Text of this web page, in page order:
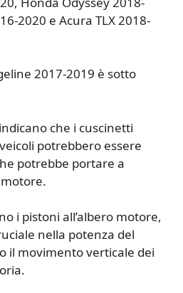
2020 e Acura TLX 2018-
2017-2019 è sotto
che i cuscinetti
potrebbero essere
potrebbe portare a
i pistoni all’albero motore,
nella potenza del
il movimento verticale dei